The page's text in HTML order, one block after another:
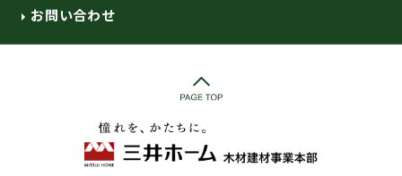
お問い合わせ